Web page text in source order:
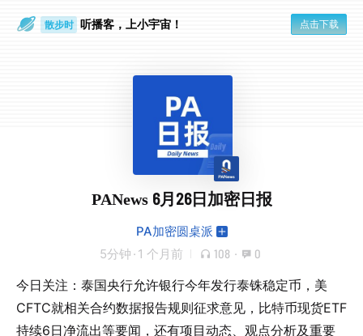
散步时 听播客，上小宇宙！ 点击下载
PANews 6月26日加密日报
PA加密圆桌派
5分钟 · 1 个月前 108 · 0
今日关注：泰国央行允许银行今年发行泰铢稳定币，美
CFTC就相关合约数据报告规则征求意见，比特币现货ETF
持续6日净流出等要闻，还有项目动态、观点分析及重要